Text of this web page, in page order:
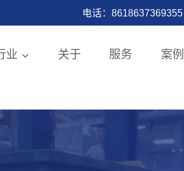
电话：8618637369355
业 关于 服务 案例